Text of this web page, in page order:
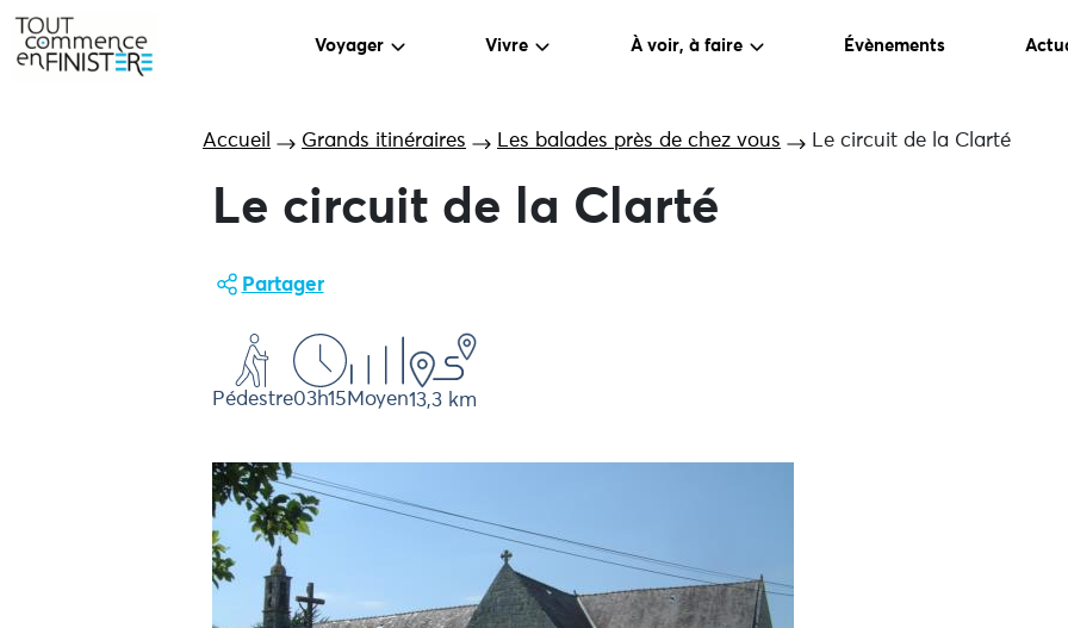
Voyager Vivre À voir, à faire Évènements
Accueil Grands itinéraires Les balades près de chez vous Le circuit de la Clarté
Le circuit de la Clarté
Partager
Pédestre03h15 Moyen13,3 km